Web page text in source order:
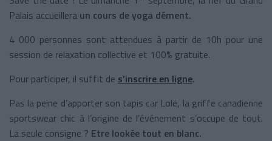
Palais accueillera un cours de yoga dément.
4 000 personnes sont attendues à partir de 10h pour une
session de relaxation collective et 100% gratuite.
Pour participer, il suffit de s’inscrire en ligne.
Pas la peine d’apporter son tapis car Lolë, la griffe canadienne
sportswear chic à l’origine de l’événement s’occupe de tout.
La seule consigne ? Etre lookée tout en blanc.